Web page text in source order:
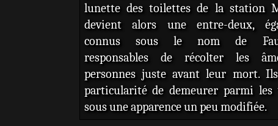
lunette des toilettes de la station
devient alors une entre-deux,
connus sous le nom de
responsables de récolter les
personnes juste avant leur mort.
particularité de demeurer parmi les
sous une apparence un peu modifiée.